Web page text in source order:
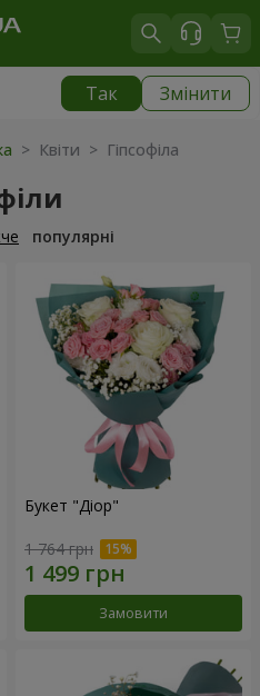
Так Змінити
безкоштовно
> Квіти > Гіпсофіла
популярні
Букет "Діор"
1 764 грн
Замовити